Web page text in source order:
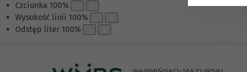
Czcionka 100%
Wysokość linii 100%
Odstęp liter 100%